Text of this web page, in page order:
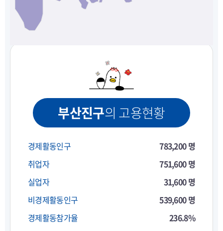
부산진구의 고용현황
경제활동인구
783,200 명
취업자
751,600 명
실업자
31,600 명
비경제활동인구
539,600 명
경제활동참가율
236.8%